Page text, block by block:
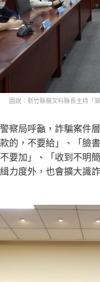
圖說：新竹縣楊文科縣長主持「
察局呼籲，詐騙案件
的，不要給」、「臉
不要加」、「收到不明
力度外，也會擴大識